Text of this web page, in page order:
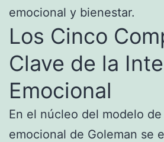
emocional y bienestar.
Los Cinco
Clave de la
Emocional
En el núcleo del modelo
emocional de Goleman se